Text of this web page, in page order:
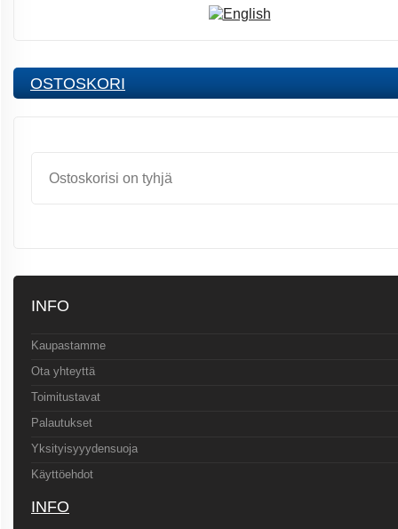
OSTOSKORI
Ostoskorisi on tyhjä
INFO
Kaupastamme
Ota yhteyttä
Toimitustavat
Palautukset
Yksityisyyydensuoja
Käyttöehdot
INFO